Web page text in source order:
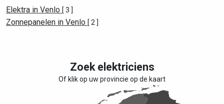
Elektra in Venlo [ 3 ]
Zonnepanelen in Venlo [ 2 ]
Zoek elektriciens
Of klik op uw provincie op de kaart